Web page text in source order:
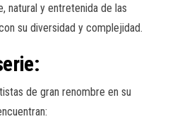
natural y entretenida de las
su diversidad y complejidad.
de gran renombre en su